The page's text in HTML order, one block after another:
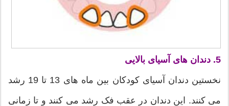
5. دندان های آسیای بالایی
نخستین دندان آسیای کودکان بین ماه های 13 تا 19 رشد
می کنند. این دندان در عقب فک رشد می کنند و تا زمانی